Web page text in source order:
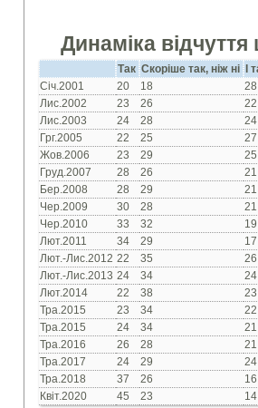
Динаміка відчуття
Так Скоріше так, ніж ні І
Січ.2001
20 18 28
Лис.2002
23 26 22
Лис.2003
24 28 24
Грг.2005
22 25 27
Жов.2006
23 29 25
Груд.2007
28 26 21
Бер.2008
28 29 21
Чер.2009
30 28 21
Чер.2010
33 32 19
Лют.2011
34 29 17
Лют.-Лис.2012 22 35 26
Лют.-Лис.2013 24 34 24
Лют.2014
22 38 23
Тра.2015
23 34 22
Тра.2015
24 34 21
Тра.2016
26 28 21
Тра.2017
24 29 24
Тра.2018
37 26 16
Квіт.2020
45 23 14